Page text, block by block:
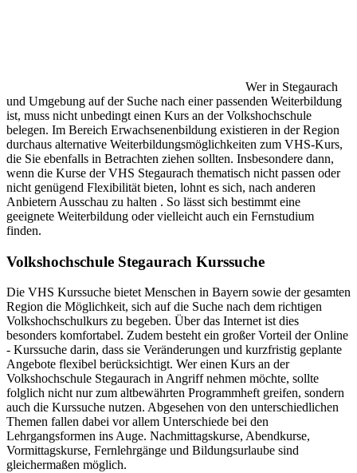
Wer in Stegaurach
und Umgebung auf der Suche nach einer passenden Weiterbildung
ist, muss nicht unbedingt einen Kurs an der Volkshochschule
belegen. Im Bereich Erwachsenenbildung existieren in der Region
durchaus alternative Weiterbildungsmöglichkeiten zum VHS-Kurs,
die Sie ebenfalls in Betrachten ziehen sollten. Insbesondere dann,
wenn die Kurse der VHS Stegaurach thematisch nicht passen oder
nicht genügend Flexibilität bieten, lohnt es sich, nach anderen
Anbietern Ausschau zu halten . So lässt sich bestimmt eine
geeignete Weiterbildung oder vielleicht auch ein Fernstudium
finden.
Volkshochschule Stegaurach Kurssuche
Die VHS Kurssuche bietet Menschen in Bayern sowie der gesamten
Region die Möglichkeit, sich auf die Suche nach dem richtigen
Volkshochschulkurs zu begeben. Über das Internet ist dies
besonders komfortabel. Zudem besteht ein großer Vorteil der Online
- Kurssuche darin, dass sie Veränderungen und kurzfristig geplante
Angebote flexibel berücksichtigt. Wer einen Kurs an der
Volkshochschule Stegaurach in Angriff nehmen möchte, sollte
folglich nicht nur zum altbewährten Programmheft greifen, sondern
auch die Kurssuche nutzen. Abgesehen von den unterschiedlichen
Themen fallen dabei vor allem Unterschiede bei den
Lehrgangsformen ins Auge. Nachmittagskurse, Abendkurse,
Vormittagskurse, Fernlehrgänge und Bildungsurlaube sind
gleichermaßen möglich.